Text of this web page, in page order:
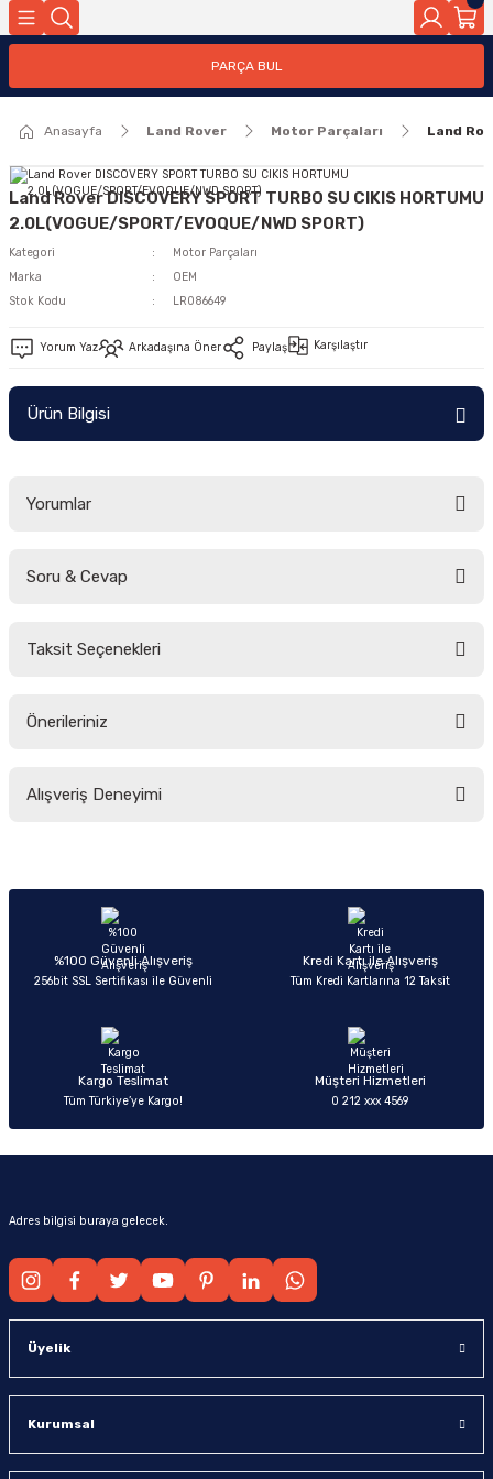
PARÇA BUL
Anasayfa Land Rover Motor Parçaları Land
Land Rover DISCOVERY SPORT TURBO SU CIKIS HORTUMU
2.0L(VOGUE/SPORT/EVOQUE/NWD SPORT)
Kategori
Motor Parçaları
Marka
OEM
Stok Kodu
LR086649
Yorum Yaz Arkadaşına Öner Paylaş Karşılaştır
Ürün Bilgisi
Yorumlar
Soru & Cevap
Taksit Seçenekleri
Önerileriniz
yetersiz gördüğünüz noktaları öneri formunu kullanarak tarafımıza
Ürün açıklamasında eksik bilgiler bulunuyor.
Ürün bilgilerinde hatalar bulunuyor.
Ürün fiyatı diğer sitelerden daha pahalı.
Alışveriş Deneyimi
Sitemize ilk yorumu siz yapın!
%100 Güvenli Alışveriş
256bit SSL Sertifikası ile Güvenli
Kredi Kartı ile Alışveriş
Tüm Kredi Kartlarına 12 Taksit
Kargo Teslimat
Tüm Türkiye’ye Kargo!
Müşteri Hizmetleri
0 212 xxx 4569
Adres bilgisi buraya gelecek.
Üyelik
Kurumsal